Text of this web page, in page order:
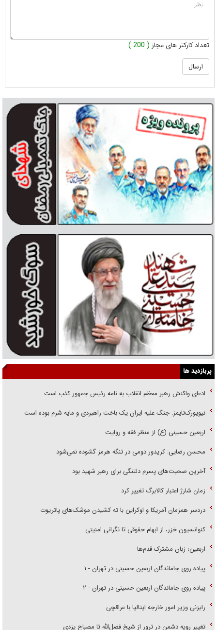
تعداد کارکتر های مجاز ( 200 )
پربازدید ها
ادعای واکنش رهبر معظم انقلاب به نامه رئیس جمهور کذب است
نیویورک‌تایمز: جنگ علیه ایران یک باخت راهبردی و مایه شرم بوده است
اربعین حسینی (ع) از منظر فقه و روایت
محسن رضایی: کریدور دومی در تنگه هرمز گشوده نمی‌شود
آخرین صحبت‌های پسرم دلتنگی برای رهبر شهید بود
زمان شارژ اعتبار کالابرگ تغییر کرد
دردسر همزمان آمریکا و اوکراین با ته کشیدن موشک‌های پاتریوت
کنوانسیون خزر، از ابهام حقوقی تا نگرانی امنیتی
اربعین؛ زبان مشترک قدم‌ها
پیاده روی جاماندگان اربعین حسینی در تهران - ۱
پیاده روی جاماندگان اربعین حسینی در تهران - ۲
رایزنی وزیر امور خارجه ایتالیا با عراقچی
تغییر رویه دشمن در ترور از شیخ فضل‌الله تا مصباح یزدی